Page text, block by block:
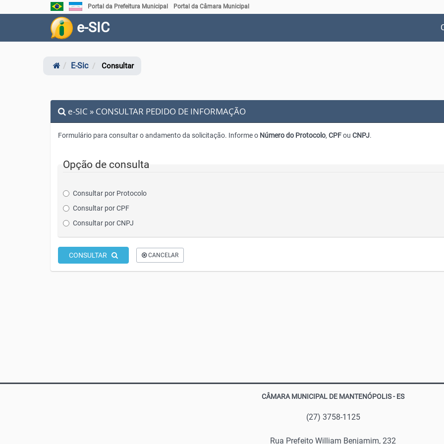
Link
externo
para
Portal
Brasil
Link
externo
para
Portal
Estado
Portal da Prefeitura Municipal Portal da Câmara Municipal
e-SIC
E-Sic Consultar
e-SIC » CONSULTAR PEDIDO DE INFORMAÇÃO
Formulário para consultar o andamento da solicitação. Informe o Número do Protocolo, CPFou CNPJ.
Opção de consulta
Consultar por Protocolo
Consultar por CPF
Consultar por CNPJ
CONSULTAR CANCELAR
CÂMARA MUNICIPAL DE MANTENÓPOLIS - ES
(27) 3758-1125
Rua Prefeito William Benjamim, 232